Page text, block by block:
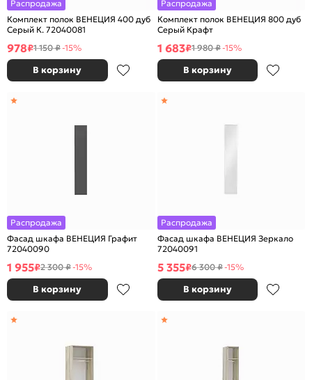
Распродажа
Комплект полок ВЕНЕЦИЯ 400 дуб
Серый К. 72040081
978₽1 150 ₽-15%
В корзину
Распродажа
Комплект полок ВЕНЕЦИЯ 800 дуб
Серый Крафт
1 683₽1 980 ₽-15%
В корзину
Распродажа
Фасад шкафа ВЕНЕЦИЯ Графит
72040090
1 955₽2 300 ₽-15%
В корзину
Распродажа
Фасад шкафа ВЕНЕЦИЯ Зеркало
72040091
5 355₽6 300 ₽-15%
В корзину